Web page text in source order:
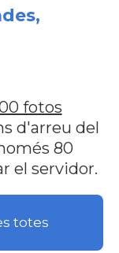
fotos
d'arreu del
80
el servidor.
totes